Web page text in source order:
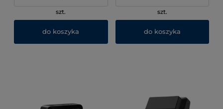
szt.
do koszyka
szt.
do koszyka